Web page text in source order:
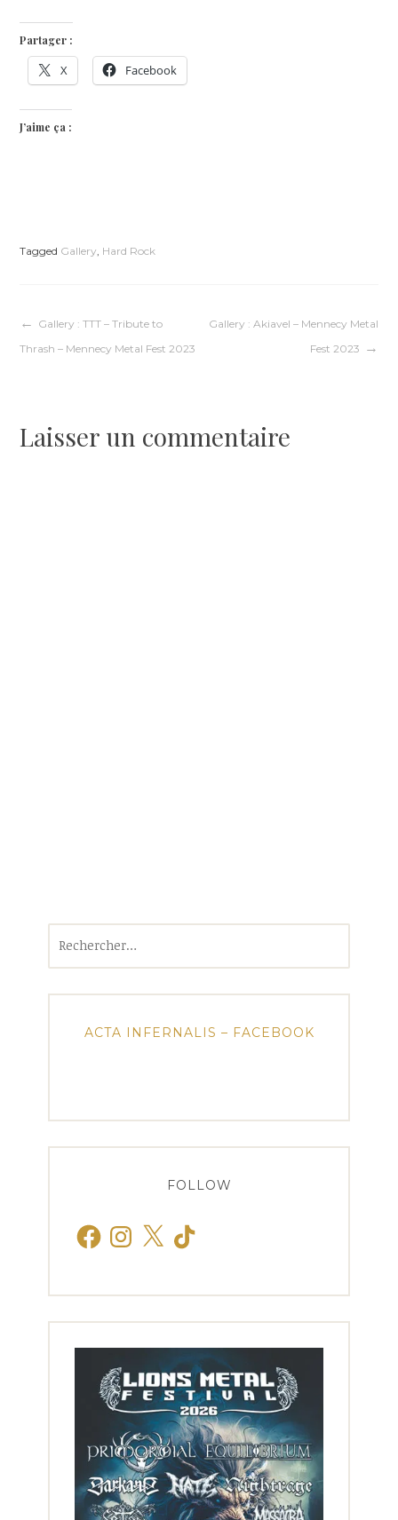
Partager :
X Facebook
J’aime ça :
Tagged Gallery Hard Rock
Navigation
l’article
Gallery : TTT – Tribute to
Thrash – Mennecy Metal Fest 2023
Gallery : Akiavel – Mennecy Metal
Fest 2023
Laisser un commentaire
ACTA INFERNALIS – FACEBOOK
FOLLOW
FacebookInstagram
X TikTok